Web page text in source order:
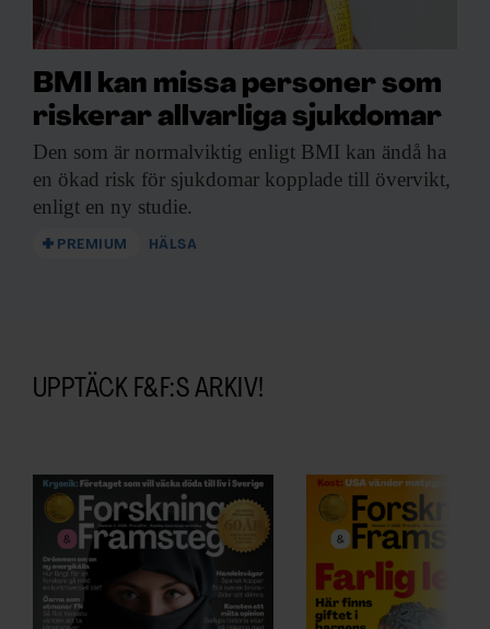
BMI kan missa personer som
riskerar allvarliga sjukdomar
Den som är normalviktig enligt BMI kan ändå ha
en ökad risk för sjukdomar kopplade till övervikt,
enligt en ny studie.
PREMIUM HÄLSA
UPPTÄCK F&F:S ARKIV!